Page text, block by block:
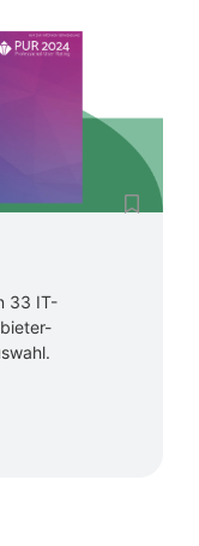
33 IT-